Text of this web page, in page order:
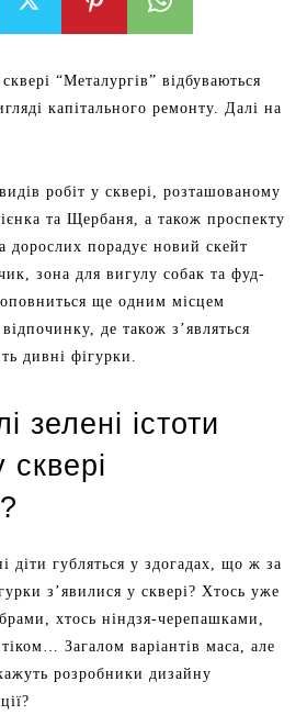
“Металургів” відбуваються
капітального ремонту. Далі на
робіт у сквері, розташованому
та Щербаня, а також проспекту
дорослих порадує новий скейт
зона для вигулу собак та фуд-
ще одним місцем
де також з’являться
дивні фігурки.
зелені істоти
сквері
діти губляться у здогадах, що ж за
з’явилися у сквері? Хтось уже
хтось ніндзя-черепашками,
Загалом варіантів маса, але
розробники дизайну